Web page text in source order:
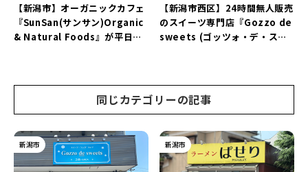
【新潟市】オーガニックカフェ
『SunSan(サンサン)Organic
& Natural Foods』が平日ラ
レートランチ」を実食レポート
【新潟市西区】24時間無人販売
のスイーツ専門店『Gozzo de
sweets (ゴッツォ・デ・スイ
同じカテゴリーの記事
新潟市 新潟市